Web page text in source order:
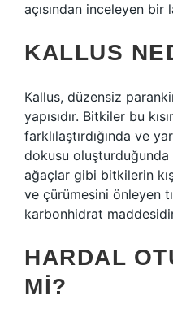
açısından inceleyen
KALLUS
Kallus, düzensiz
yapısıdır. Bitkiler bu
farklılaştırdığında ve
dokusu oluşturduğunda
ağaçlar gibi bitkilerin
ve çürümesini önleyen
karbonhidrat
HARDAL
MI?